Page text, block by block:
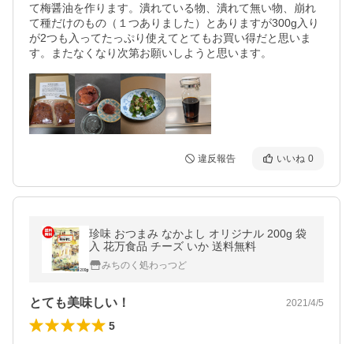
て梅醤油を作ります。潰れている物、潰れて無い物、崩れ
て種だけのもの（１つありました）とありますが300g入り
が2つも入ってたっぷり使えてとてもお買い得だと思いま
す。またなくなり次第お願いしようと思います。
違反報告 いいね 0
珍味 おつまみ なかよし オリジナル 200g 袋
入 花万食品 チーズ いか 送料無料
みちのく処わっつど
とても美味しい！ 2021/4/5
5